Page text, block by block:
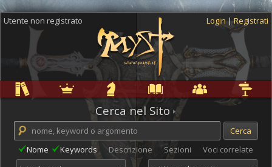
Utente non registrato Login |Registrati
Cerca nel Sito
Nome Keywords Descrizione Sezioni Voci correlate